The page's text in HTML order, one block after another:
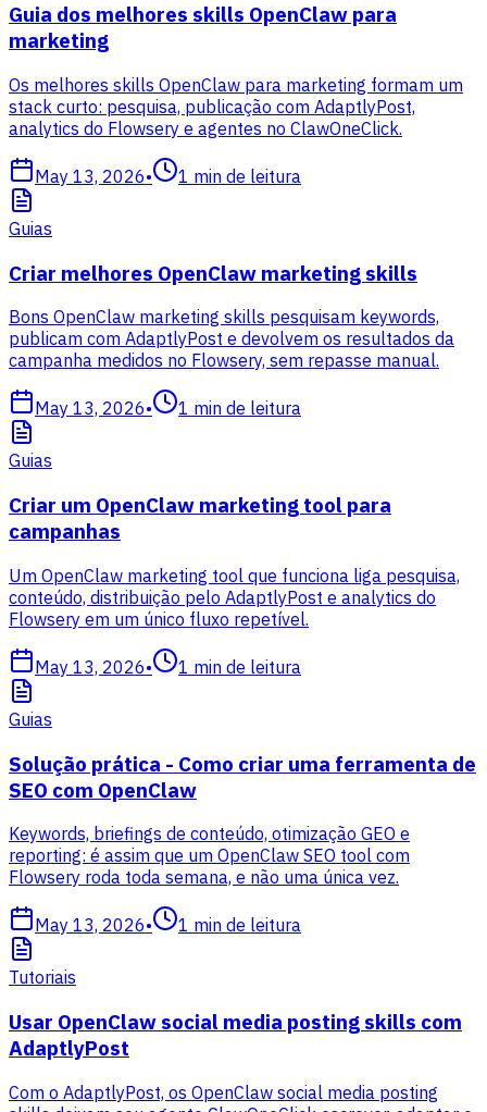
Guia dos melhores skills OpenClaw para
marketing
Os melhores skills OpenClaw para marketing formam um
stack curto: pesquisa, publicação com AdaptlyPost,
analytics do Flowsery e agentes no ClawOneClick.
May 13, 2026• 1 min de leitura
Guias
Criar melhores OpenClaw marketing skills
Bons OpenClaw marketing skills pesquisam keywords,
publicam com AdaptlyPost e devolvem os resultados da
campanha medidos no Flowsery, sem repasse manual.
May 13, 2026• 1 min de leitura
Guias
Criar um OpenClaw marketing tool para
campanhas
Um OpenClaw marketing tool que funciona liga pesquisa,
conteúdo, distribuição pelo AdaptlyPost e analytics do
Flowsery em um único fluxo repetível.
May 13, 2026• 1 min de leitura
Guias
Solução prática - Como criar uma ferramenta de
SEO com OpenClaw
Keywords, briefings de conteúdo, otimização GEO e
reporting: é assim que um OpenClaw SEO tool com
Flowsery roda toda semana, e não uma única vez.
May 13, 2026• 1 min de leitura
Tutoriais
Usar OpenClaw social media posting skills com
AdaptlyPost
Com o AdaptlyPost, os OpenClaw social media posting